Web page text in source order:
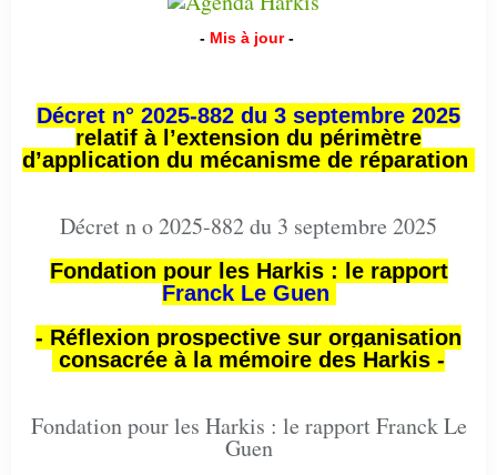
- Mis à jour -
Décret n° 2025-882 du 3 septembre 2025
relatif à l’extension du périmètre
d’application du mécanisme de réparation
Décret n o 2025-882 du 3 septembre 2025
Fondation pour les Harkis : le rapport
Franck Le Guen
- Réflexion prospective sur organisation
consacrée à la mémoire des Harkis -
Fondation pour les Harkis : le rapport Franck Le
Guen